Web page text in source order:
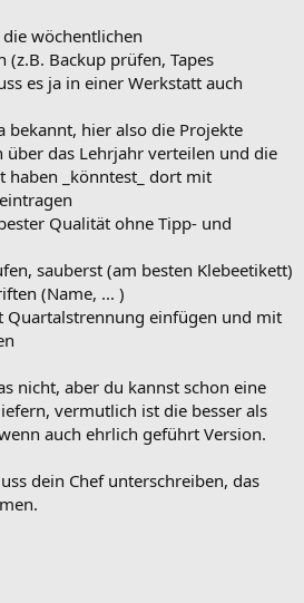
wöchentlichen
Backup prüfen, Tapes
es ja in einer Werkstatt auch
bekannt, hier also die Projekte
über das Lehrjahr verteilen und die
haben _könntest_ dort mit
Qualität ohne Tipp- und
sauberst (am besten Klebeetikett)
(Name, ... )
Quartalstrennung einfügen und mit
nicht, aber du kannst schon eine
vermutlich ist die besser als
auch ehrlich geführt Version.
dein Chef unterschreiben, das